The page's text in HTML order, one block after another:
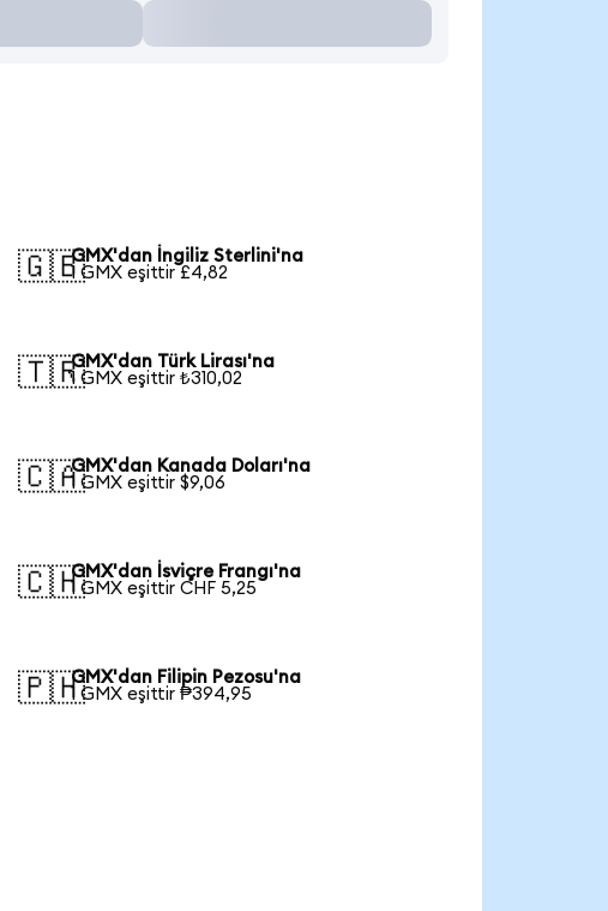
🇬🇧GMX'dan İngiliz Sterlini'na
1 GMX eşittir £4,82
🇹🇷GMX'dan Türk Lirası'na
1 GMX eşittir ₺310,02
🇨🇦GMX'dan Kanada Doları'na
1 GMX eşittir $9,06
🇨🇭GMX'dan İsviçre Frangı'na
1 GMX eşittir CHF 5,25
🇵🇭GMX'dan Filipin Pezosu'na
1 GMX eşittir ₱394,95